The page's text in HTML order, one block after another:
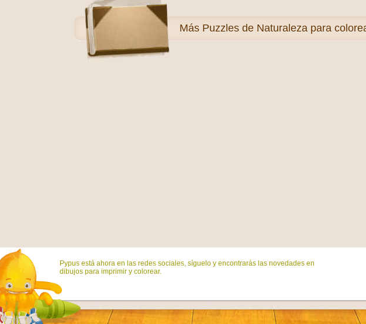
Más Puzzles de Naturaleza para
Pypus está ahora en las redes sociales, síguelo y encontrarás las novedades en
dibujos para imprimir y colorear.